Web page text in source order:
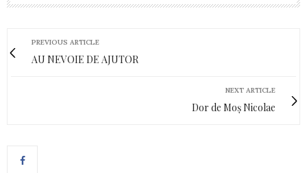
PREVIOUS ARTICLE
AU NEVOIE DE AJUTOR
NEXT ARTICLE
Dor de Moș Nicolae